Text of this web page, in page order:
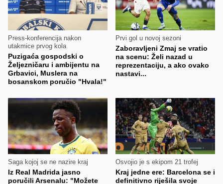
Press-konferencija nakon
utakmice prvog kola
Puzigaća gospodski o
Željezničaru i ambijentu na
Grbavici, Muslera na
bosanskom poručio "Hvala!"
Prvi gol u novoj sezoni
Zaboravljeni Zmaj se vratio
na scenu: Želi nazad u
reprezentaciju, a ako ovako
nastavi...
Saga kojoj se ne nazire kraj
Iz Real Madrida jasno
poručili Arsenalu: "Možete
Osvojio je s ekipom 21 trofej
Kraj jedne ere: Barcelona se i
definitivno riješila svoje